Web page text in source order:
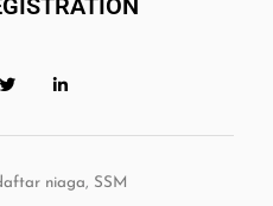
niaga, SSM